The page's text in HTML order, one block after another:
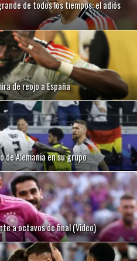
de todos los tiempos: el adiós
de reojo a España
de Alemania en su grupo
a octavos de final (Video)